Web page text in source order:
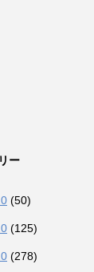
ー
(50)
(125)
(278)